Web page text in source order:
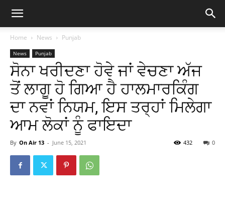
Home News Punjab
News Punjab
ਸੋਨਾ ਖਰੀਦਣਾ ਹੋਵੇ ਜਾਂ ਵੇਚਣਾ ਅੱਜ
ਤੋਂ ਲਾਗੂ ਹੋ ਗਿਆ ਹੈ ਹਾਲਮਾਰਕਿੰਗ
ਦਾ ਨਵਾਂ ਨਿਯਮ, ਇਸ ਤਰ੍ਹਾਂ ਮਿਲੇਗਾ
ਆਮ ਲੋਕਾਂ ਨੂੰ ਫਾਇਦਾ
By On Air 13 - June 15, 2021 0
432